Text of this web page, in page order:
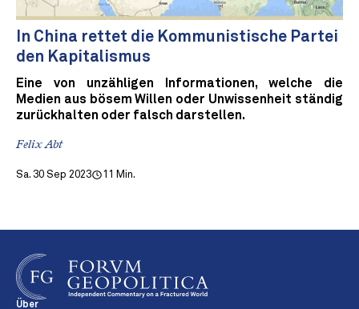
In China rettet die Kommunistische Partei
den Kapitalismus
Eine von unzähligen Informationen, welche die
Medien aus bösem Willen oder Unwissenheit ständig
zurückhalten oder falsch darstellen.
Felix Abt
Sa. 30 Sep 2023 11 Min.
Über